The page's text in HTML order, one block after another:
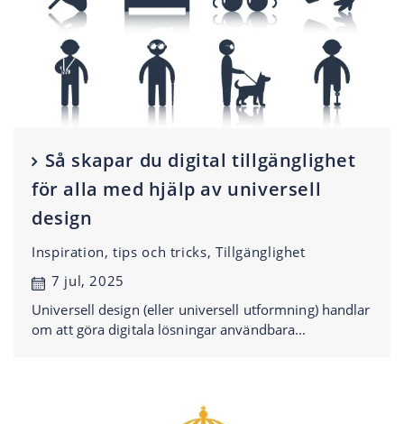
Inspiration, tips och tricks, Tillgänglighet
7 jul, 2025
Så skapar du digital tillgänglighet
för alla med hjälp av universell
design
Universell design (eller universell utformning) handlar
om att göra digitala lösningar användbara...